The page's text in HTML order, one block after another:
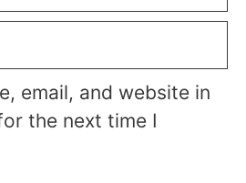
email, and website in
the next time I